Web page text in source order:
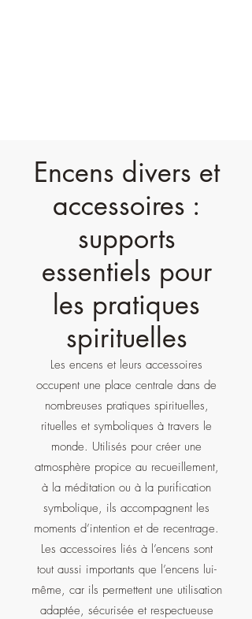
Encens divers et
accessoires :
supports
essentiels pour
les pratiques
spirituelles
Les encens et leurs accessoires
occupent une place centrale dans de
nombreuses pratiques spirituelles,
rituelles et symboliques à travers le
monde. Utilisés pour créer une
atmosphère propice au recueillement,
à la méditation ou à la purification
symbolique, ils accompagnent les
moments d’intention et de recentrage.
Les accessoires liés à l’encens sont
tout aussi importants que l’encens lui-
même, car ils permettent une utilisation
adaptée, sécurisée et respectueuse